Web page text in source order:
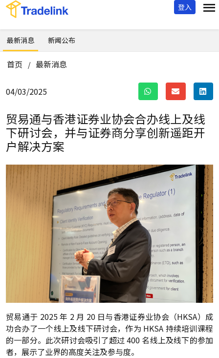
登入
最新消息 新闻公布
首页 / 最新消息
04/03/2025
贸易通与香港证券业协会合办线上及线
下研讨会， 并与证券商分享创新遥距开
户解决方案
贸易通于 2025 年 2 月 20 日与香港证券业协会（HKSA）成
功合办了一个线上及线下研讨会，作为 HKSA 持续培训课程
的一部分。此次研讨会吸引了超过 400 名线上及线下的参加
者，展示了业界的高度关注及参与度。